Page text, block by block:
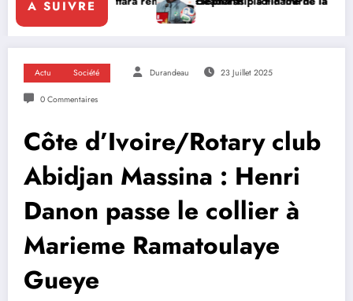
A SUIVRE
Actu Société Durandeau 23 Juillet 2025
0 Commentaires
Côte d’Ivoire/Rotary club
Abidjan Massina : Henri
Danon passe le collier à
Marieme Ramatoulaye
Gueye